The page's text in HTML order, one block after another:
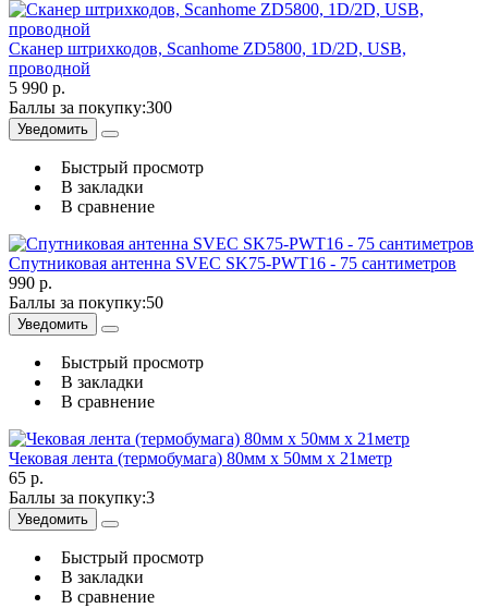
Сканер штрихкодов, Scanhome ZD5800, 1D/2D, USB,
проводной
5 990 р.
Баллы за покупку:300
Уведомить
Быстрый просмотр
В закладки
В сравнение
Спутниковая антенна SVEC SK75-PWT16 - 75 сантиметров
990 р.
Баллы за покупку:50
Уведомить
Быстрый просмотр
В закладки
В сравнение
Чековая лента (термобумага) 80мм x 50мм х 21метр
65 р.
Баллы за покупку:3
Уведомить
Быстрый просмотр
В закладки
В сравнение